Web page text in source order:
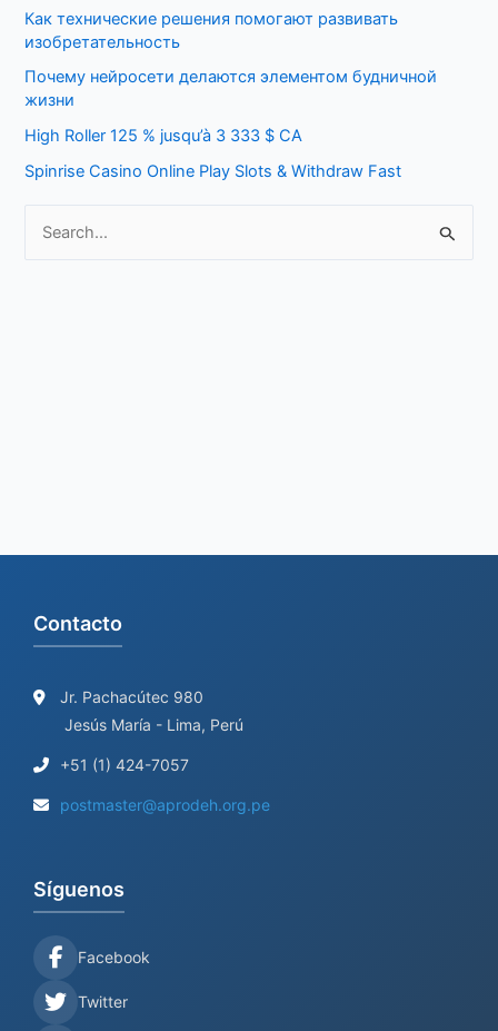
h
f
o
Как технические решения помогают развивать
изобретательность
Почему нейросети делаются элементом будничной
жизни
High Roller 125 % jusqu’à 3 333 $ CA
Spinrise Casino Online Play Slots & Withdraw Fast
Contacto
Jr. Pachacútec 980
Jesús María - Lima, Perú
+51 (1) 424-7057
postmaster@aprodeh.org.pe
Síguenos
Facebook
Twitter